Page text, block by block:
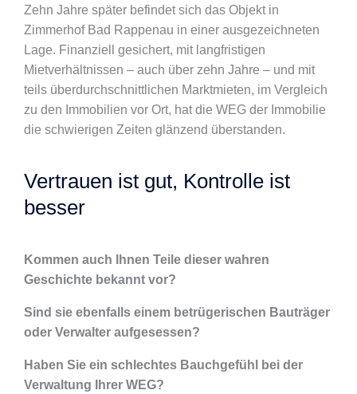
Zehn Jahre später befindet sich das Objekt in
Zimmerhof Bad Rappenau in einer ausgezeichneten
Lage. Finanziell gesichert, mit langfristigen
Mietverhältnissen – auch über zehn Jahre – und mit
teils überdurchschnittlichen Marktmieten, im Vergleich
zu den Immobilien vor Ort, hat die WEG der Immobilie
die schwierigen Zeiten glänzend überstanden.
Vertrauen ist gut, Kontrolle ist
besser
Kommen auch Ihnen Teile dieser wahren
Geschichte bekannt vor?
Sind sie ebenfalls einem betrügerischen Bauträger
oder Verwalter aufgesessen?
Haben Sie ein schlechtes Bauchgefühl bei der
Verwaltung Ihrer WEG?